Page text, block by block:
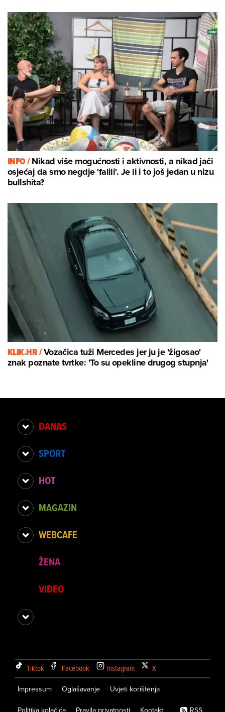
INFO /Nikad više mogućnosti i aktivnosti, a nikad jači
osjećaj da smo negdje 'falili'. Je li i to još jedan u nizu
bullshita?
KLIK.HR /Vozačica tuži Mercedes jer ju je 'žigosao'
znak poznate tvrtke: 'To su opekline drugog stupnja'
DANAS
SPORT
HOT
MAGAZIN
WEBCAFE
ŽENA
VIDEO
Tiktok Facebook Instagram X
Impressum Oglašavanje Uvjeti korištenja